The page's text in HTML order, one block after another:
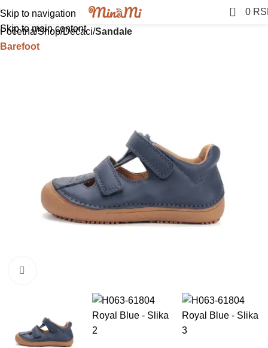
Skip to navigation
Skip to main content
0 0
Početna Shop Dečaci Sandale
Barefoot